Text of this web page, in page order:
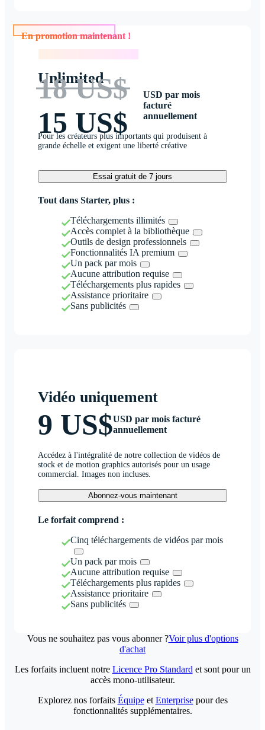
En promotion maintenant !
Unlimited
18 US$
15 US$
USD par mois
facturé
annuellement
Pour les créateurs plus importants qui produisent à
grande échelle et exigent une liberté créative
Essai gratuit de 7 jours
Tout dans Starter, plus :
Téléchargements illimités
Accès complet à la bibliothèque
Outils de design professionnels
Fonctionnalités IA premium
Un pack par mois
Aucune attribution requise
Téléchargements plus rapides
Assistance prioritaire
Sans publicités
Vidéo uniquement
9 US$USD par mois facturé
annuellement
Accédez à l'intégralité de notre collection de vidéos de
stock et de motion graphics autorisés pour un usage
commercial. Images non incluses.
Abonnez-vous maintenant
Le forfait comprend :
Cinq téléchargements de vidéos par mois
Un pack par mois
Aucune attribution requise
Téléchargements plus rapides
Assistance prioritaire
Sans publicités
Vous ne souhaitez pas vous abonner ?Voir plus d'options
d'achat
Les forfaits incluent notre Licence Pro Standard et sont pour un
accès mono-utilisateur.
Explorez nos forfaits Équipeet Enterprisepour des
fonctionnalités supplémentaires.